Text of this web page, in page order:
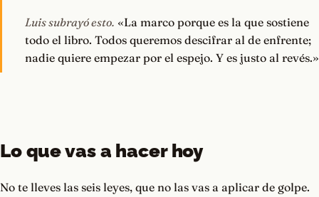
Luis subrayó esto. «La marco porque es la que sostiene
todo el libro. Todos queremos descifrar al de enfrente;
nadie quiere empezar por el espejo. Y es justo al revés.»
Lo que vas a hacer hoy
No te lleves las seis leyes, que no las vas a aplicar de golpe.